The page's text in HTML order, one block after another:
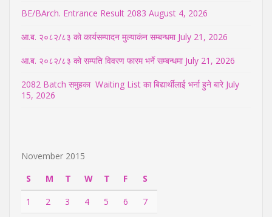
BE/BArch. Entrance Result 2083 August 4, 2026
आ.ब. २०८२/८३ को कार्यसम्पादन मुल्याकंन सम्बन्धमा July 21, 2026
आ.ब. २०८२/८३ को सम्पति विवरण फारम भर्ने सम्बन्धमा July 21, 2026
2082 Batch समुहका Waiting List का बिद्यार्थीलाई भर्ना हुने बारे July
15, 2026
November 2015
S
M T W T F
S
1
2 3 4 5 6
7